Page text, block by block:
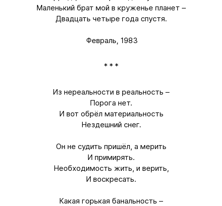
Маленький брат мой в круженье планет –
Двадцать четыре года спустя.
Февраль, 1983
* * *
Из нереальности в реальность –
Порога нет.
И вот обрёл материальность
Нездешний снег.
Он не судить пришёл, а мерить
И примирять.
Необходимость жить, и верить,
И воскресать.
Какая горькая банальность –